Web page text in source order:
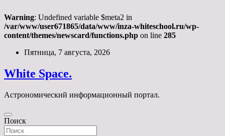
Warning: Undefined variable $meta2 in
/var/www/user671865/data/www/inza-whiteschool.ru/wp-
content/themes/newscard/functions.php on line 285
Перейти
содержимому
Пятница, 7 августа, 2026
White Space.
Астрономический информационный портал.
Поиск